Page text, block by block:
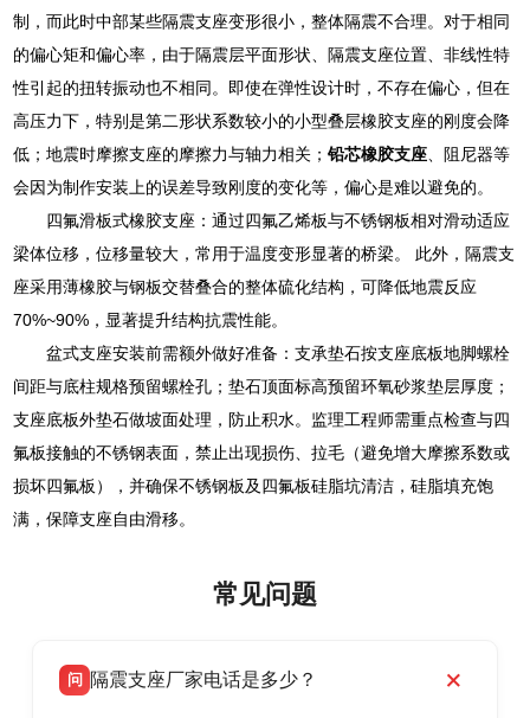
制，而此时中部某些隔震支座变形很小，整体隔震不合理。对于相同
的偏心矩和偏心率，由于隔震层平面形状、隔震支座位置、非线性特
性引起的扭转振动也不相同。即使在弹性设计时，不存在偏心，但在
高压力下，特别是第二形状系数较小的小型叠层橡胶支座的刚度会降
低；地震时摩擦支座的摩擦力与轴力相关；铅芯橡胶支座、阻尼器等
会因为制作安装上的误差导致刚度的变化等，偏心是难以避免的。
四氟滑板式橡胶支座：通过四氟乙烯板与不锈钢板相对滑动适应
梁体位移，位移量较大，常用于温度变形显著的桥梁。 此外，隔震支
座采用薄橡胶与钢板交替叠合的整体硫化结构，可降低地震反应
70%~90%，显著提升结构抗震性能。
盆式支座安装前需额外做好准备：支承垫石按支座底板地脚螺栓
间距与底柱规格预留螺栓孔；垫石顶面标高预留环氧砂浆垫层厚度；
支座底板外垫石做坡面处理，防止积水。监理工程师需重点检查与四
氟板接触的不锈钢表面，禁止出现损伤、拉毛（避免增大摩擦系数或
损坏四氟板），并确保不锈钢板及四氟板硅脂坑清洁，硅脂填充饱
满，保障支座自由滑移。
常见问题
问 隔震支座厂家电话是多少？